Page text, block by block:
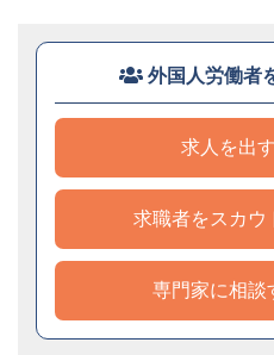
外国人労働者
求人を出
求職者をスカウ
専門家に相談